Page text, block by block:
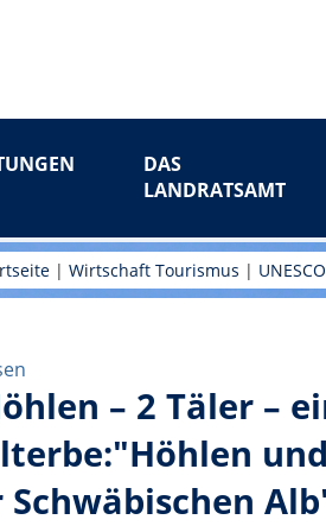
DAS
LANDRATSAMT
|Wirtschaft Tourismus |
– 2 Täler –
Schwäbischen